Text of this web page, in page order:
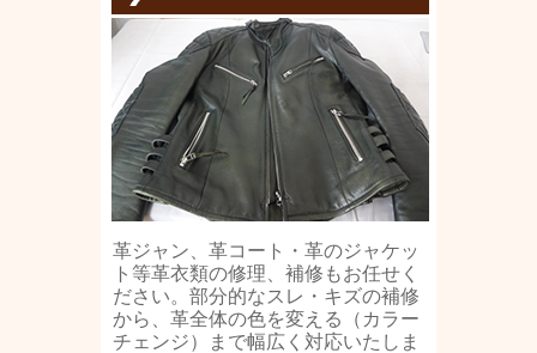
革ジャン、革コート・革のジャケッ
ト等革衣類の修理、補修もお任せく
ださい。部分的なスレ・キズの補修
から、革全体の色を変える（カラー
チェンジ）まで幅広く対応いたしま